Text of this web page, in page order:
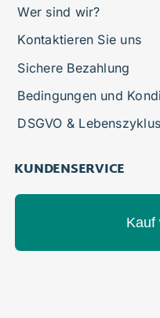
Wer sind wir?
Kontaktieren Sie uns
Sichere Bezahlung
Bedingungen und
DSGVO & Lebenszyklus
KUNDENSERVICE
Kauf